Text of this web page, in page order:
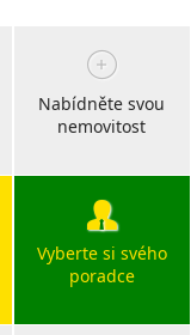
Nabídněte svou
nemovitost
Vyberte si svého
poradce